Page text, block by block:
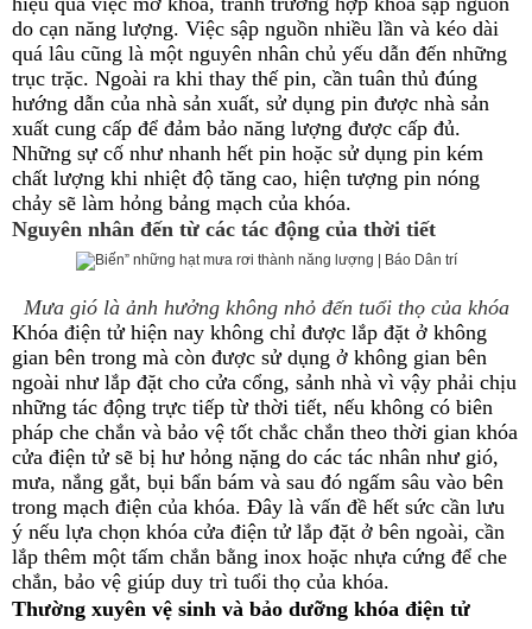
do cạn năng lượng. Việc sập nguồn nhiều lần và kéo dài
quá lâu cũng là một nguyên nhân chủ yếu dẫn đến những
trục trặc. Ngoài ra khi thay thế pin, cần tuân thủ đúng
hướng dẫn của nhà sản xuất, sử dụng pin được nhà sản
xuất cung cấp để đảm bảo năng lượng được cấp đủ.
Những sự cố như nhanh hết pin hoặc sử dụng pin kém
chất lượng khi nhiệt độ tăng cao, hiện tượng pin nóng
chảy sẽ làm hỏng bảng mạch của khóa.
Nguyên nhân đến từ các tác động của thời tiết
Mưa gió là ảnh hưởng không nhỏ đến tuổi thọ của khóa
Khóa điện tử hiện nay không chỉ được lắp đặt ở không
gian bên trong mà còn được sử dụng ở không gian bên
ngoài như lắp đặt cho cửa cổng, sảnh nhà vì vậy phải chịu
những tác động trực tiếp từ thời tiết, nếu không có biên
pháp che chắn và bảo vệ tốt chắc chắn theo thời gian khóa
cửa điện tử sẽ bị hư hỏng nặng do các tác nhân như gió,
mưa, nắng gắt, bụi bẩn bám và sau đó ngấm sâu vào bên
trong mạch điện của khóa. Đây là vấn đề hết sức cần lưu
ý nếu lựa chọn khóa cửa điện tử lắp đặt ở bên ngoài, cần
lắp thêm một tấm chắn bằng inox hoặc nhựa cứng để che
chắn, bảo vệ giúp duy trì tuổi thọ của khóa.
Thường xuyên vệ sinh và bảo dưỡng khóa điện tử